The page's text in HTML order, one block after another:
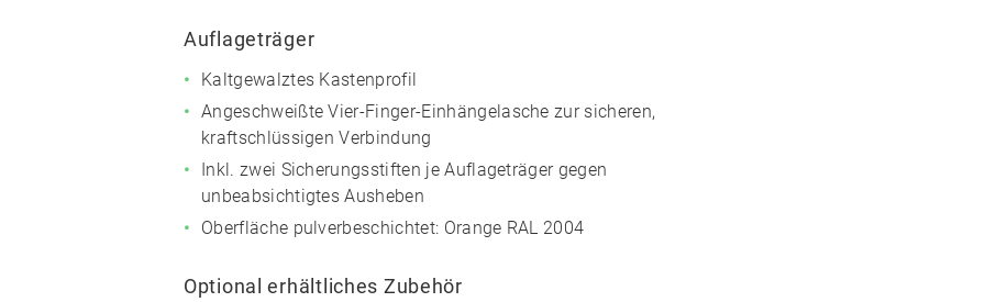
Auflageträger
Kaltgewalztes Kastenprofil
Angeschweißte Vier-Finger-Einhängelasche zur sicheren,
kraftschlüssigen Verbindung
Inkl. zwei Sicherungsstiften je Auflageträger gegen
unbeabsichtigtes Ausheben
Oberfläche pulverbeschichtet: Orange RAL 2004
Optional erhältliches Zubehör